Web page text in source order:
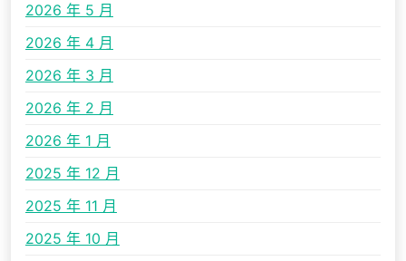
2026 年 5 月
2026 年 4 月
2026 年 3 月
2026 年 2 月
2026 年 1 月
2025 年 12 月
2025 年 11 月
2025 年 10 月